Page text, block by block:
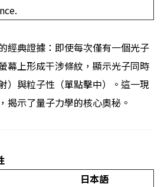
經典證據：即使每次僅有一個光子
幕上形成干涉條紋，顯示光子同時
）與粒子性（單點擊中）。這一現
揭示了量子力學的核心奧秘。
日本語